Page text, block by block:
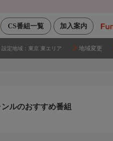
加入案内
CS番組一覧
設定地域： 東京 東エリア 地域変更
ンルのおすすめ番組